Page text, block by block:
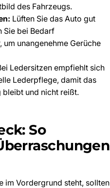
des Fahrzeugs.
Lüften Sie das Auto gut
Sie bei Bedarf
um unangenehme Gerüche
Ledersitzen empfiehlt sich
Lederpflege, damit das
und nicht reißt.
So
im Vordergrund steht, sollten